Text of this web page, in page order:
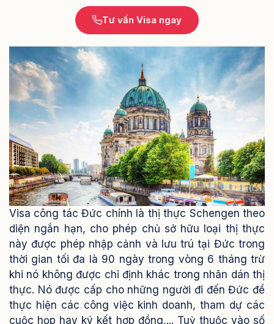
Tư vấn Visa ngay
Visa công tác Đức chính là thị thực Schengen theo
diện ngắn hạn, cho phép chủ sở hữu loại thị thực
này được phép nhập cảnh và lưu trú tại Đức trong
thời gian tối đa là 90 ngày trong vòng 6 tháng trừ
khi nó không được chỉ định khác trong nhãn dán thị
thực. Nó được cấp cho những người đi đến Đức để
thực hiện các công việc kinh doanh, tham dự các
cuộc họp hay ký kết hợp đồng,... Tuỳ thuộc vào số